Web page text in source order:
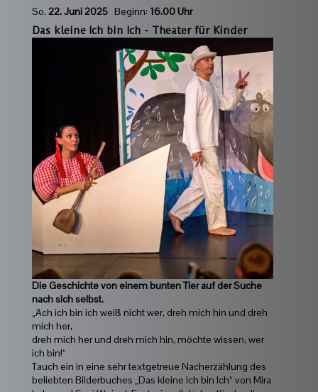
So. 22. Juni 2025 Beginn: 16.00 Uhr
Das kleine Ich bin Ich - Theater für Kinder
Die Geschichte von einem bunten Tier auf der Suche
nach sich selbst.
„Ach ich bin ich weiß nicht wer, dreh mich hin und dreh
mich her,
dreh mich her und dreh mich hin, möchte wissen, wer
ich bin!“
Tauch ein in eine sehr textgetreue Nacherzählung des
beliebten Bilderbuches „Das kleine Ich bin Ich“ von Mira